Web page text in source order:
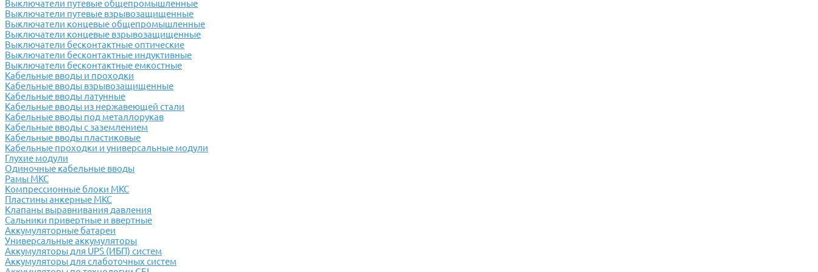
Выключатели путевые общепромышленные
Выключатели путевые взрывозащищенные
Выключатели концевые общепромышленные
Выключатели концевые взрывозащищенные
Выключатели бесконтактные оптические
Выключатели бесконтактные индуктивные
Выключатели бесконтактные емкостные
Кабельные вводы и проходки
Кабельные вводы взрывозащищенные
Кабельные вводы латунные
Кабельные вводы из нержавеющей стали
Кабельные вводы под металлорукав
Кабельные вводы с заземлением
Кабельные вводы пластиковые
Кабельные проходки и универсальные модули
Глухие модули
Одиночные кабельные вводы
Рамы МКС
Компрессионные блоки МКС
Пластины анкерные МКС
Клапаны выравнивания давления
Сальники привертные и ввертные
Аккумуляторные батареи
Универсальные аккумуляторы
Аккумуляторы для UPS (ИБП) систем
Аккумуляторы для слаботочных систем